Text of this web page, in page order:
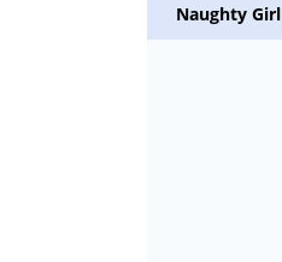
Naughty Girl